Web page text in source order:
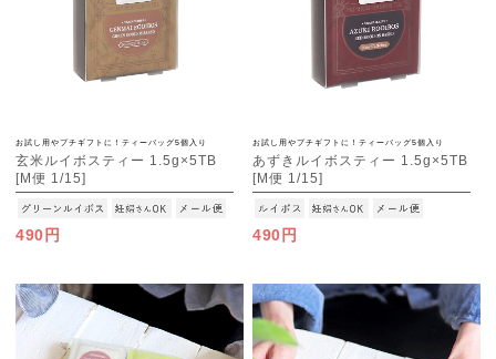
お試し用やプチギフトに！ティーバッグ5個入り
玄米ルイボスティー 1.5g×5TB
[M便 1/15]
490円
お試し用やプチギフトに！ティーバッグ5個入り
あずきルイボスティー 1.5g×5TB
[M便 1/15]
490円